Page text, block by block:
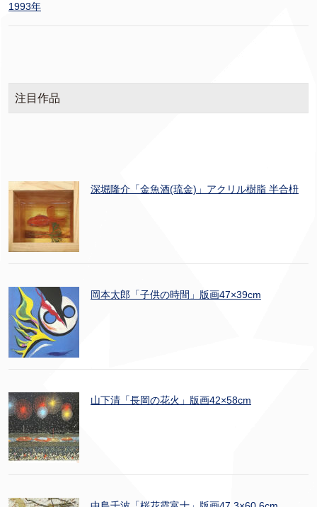
1993年
注目作品
深堀隆介「金魚酒(琉金)」アクリル樹脂 半合枡
岡本太郎「子供の時間」版画47×39cm
山下清「長岡の花火」版画42×58cm